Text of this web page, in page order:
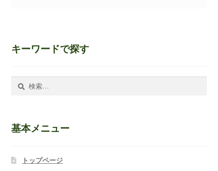
キーワードで探す
基本メニュー
トップページ